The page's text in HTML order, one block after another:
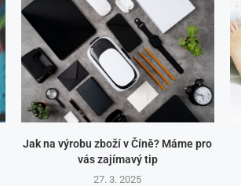
Jak na výrobu zboží v Číně? Máme pro
vás zajímavý tip
27. 3. 2025